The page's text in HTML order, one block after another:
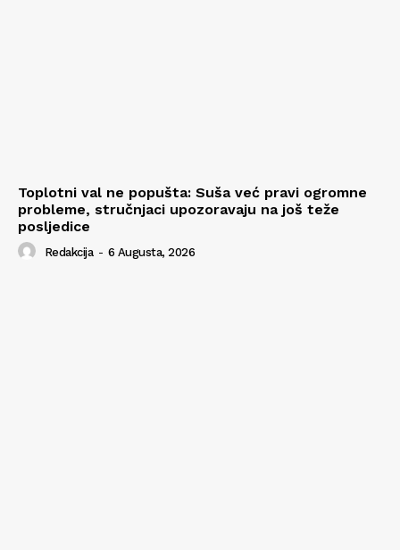
Toplotni val ne popušta: Suša već pravi ogromne
probleme, stručnjaci upozoravaju na još teže
posljedice
Redakcija - 6 Augusta, 2026